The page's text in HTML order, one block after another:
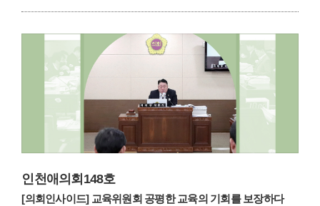
인천애의회148호
[의회인사이드]교육위원회 공평한 교육의 기회를 보장하다